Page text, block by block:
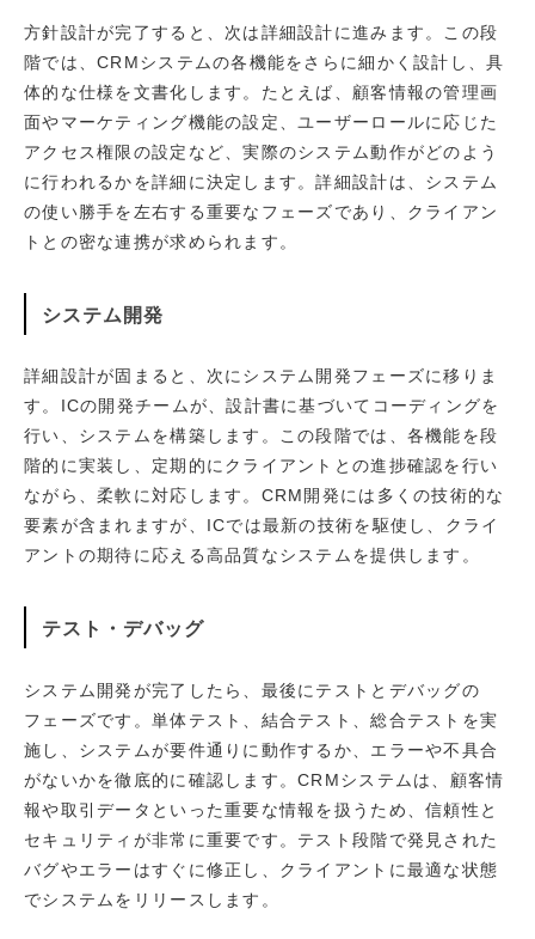
方針設計が完了すると、次は詳細設計に進みます。この段
階では、CRMシステムの各機能をさらに細かく設計し、具
体的な仕様を文書化します。たとえば、顧客情報の管理画
面やマーケティング機能の設定、ユーザーロールに応じた
アクセス権限の設定など、実際のシステム動作がどのよう
に行われるかを詳細に決定します。詳細設計は、システム
の使い勝手を左右する重要なフェーズであり、クライアン
トとの密な連携が求められます。
システム開発
詳細設計が固まると、次にシステム開発フェーズに移りま
す。ICの開発チームが、設計書に基づいてコーディングを
行い、システムを構築します。この段階では、各機能を段
階的に実装し、定期的にクライアントとの進捗確認を行い
ながら、柔軟に対応します。CRM開発には多くの技術的な
要素が含まれますが、ICでは最新の技術を駆使し、クライ
アントの期待に応える高品質なシステムを提供します。
テスト・デバッグ
システム開発が完了したら、最後にテストとデバッグの
フェーズです。単体テスト、結合テスト、総合テストを実
施し、システムが要件通りに動作するか、エラーや不具合
がないかを徹底的に確認します。CRMシステムは、顧客情
報や取引データといった重要な情報を扱うため、信頼性と
セキュリティが非常に重要です。テスト段階で発見された
バグやエラーはすぐに修正し、クライアントに最適な状態
でシステムをリリースします。